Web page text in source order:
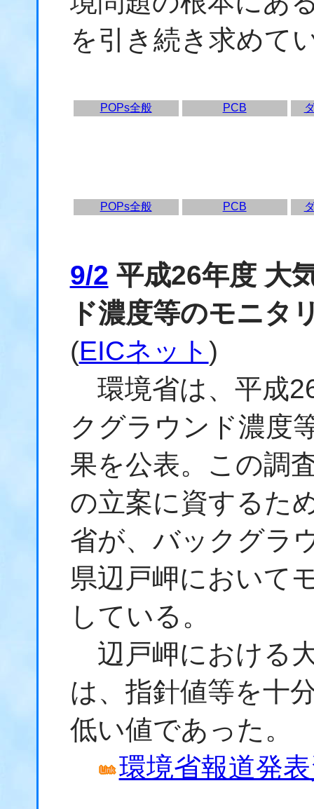
を引き続き求めて
POPs全般 PCB
POPs全般 PCB
9/2 平成26年度 大
ド濃度等のモニタ
(EICネット )
環境省は、平成
クグラウンド濃度
果を公表。この調
の立案に資するた
省が、バックグラ
県辺戸岬において
している。
辺戸岬における
は、指針値等を十
低い値であった。
環境省報道発